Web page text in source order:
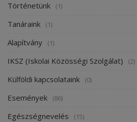
Történetünk (1)
Tanáraink (1)
Alapítvány (1)
IKSZ (Iskolai Közösségi Szolgálat) (2)
Külföldi kapcsolataink (0)
Események (86)
Egészségnevelés (15)